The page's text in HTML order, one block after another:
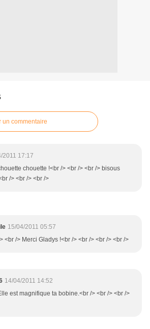
un commentaire
2011 17:17
chouette !<br /> <br /> <br /> bisous
/> <br /> <br />
15/04/2011 05:57
<br /> Merci Gladys !<br /> <br /> <br /> <br />
14/04/2011 14:52
est magnifique ta bobine.<br /> <br /> <br />